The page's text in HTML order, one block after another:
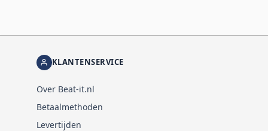
KLANTENSERVICE
Over Beat-it.nl
Betaalmethoden
Levertijden